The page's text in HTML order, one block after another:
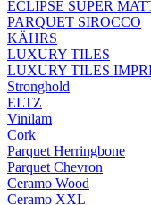
ECLIPSE SUPER
PARQUET SIROCCO
KÄHRS
LUXURY TILES
LUXURY TILES
Stronghold
ELTZ
Vinilam
Cork
Parquet Herringbone
Parquet Chevron
Ceramo Wood
Ceramo XXL